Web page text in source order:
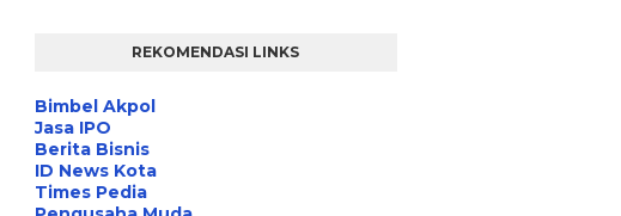
REKOMENDASI LINKS
Bimbel Akpol
Jasa IPO
Berita Bisnis
ID News Kota
Times Pedia